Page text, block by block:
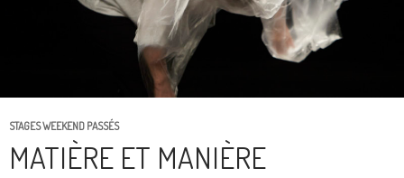
STAGES WEEKEND PASSÉS
MATIÈRE ET MANIÈRE